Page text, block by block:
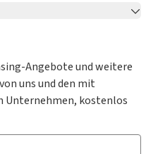
Angebote und weitere
uns und den mit
Unternehmen, kostenlos